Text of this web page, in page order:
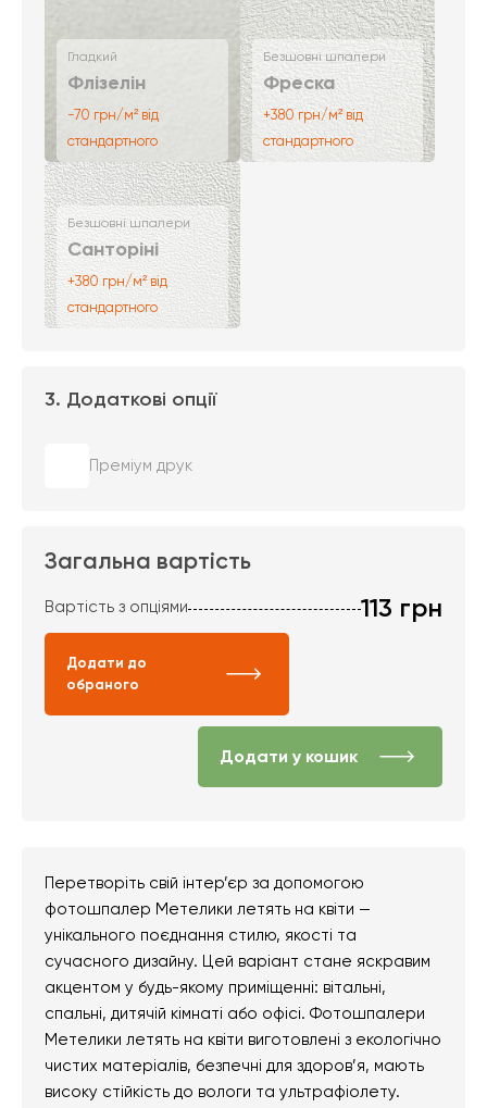
Гладкий
Флізелін
-70 грн/м² від
стандартного
Безшовні шпалери
Фреска
+380 грн/м² від
стандартного
Безшовні шпалери
Санторіні
+380 грн/м² від
стандартного
3. Додаткові опції
Преміум друк
Загальна вартість
Вартість з опціями 113 грн
Додати до
обраного
Додати у кошик
Перетворіть свій інтер’єр за допомогою
фотошпалер Метелики летять на квіти —
унікального поєднання стилю, якості та
сучасного дизайну. Цей варіант стане яскравим
акцентом у будь-якому приміщенні: вітальні,
спальні, дитячій кімнаті або офісі. Фотошпалери
Метелики летять на квіти виготовлені з екологічно
чистих матеріалів, безпечні для здоров’я, мають
високу стійкість до вологи та ультрафіолету.